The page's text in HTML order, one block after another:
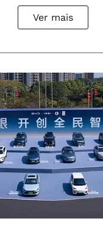
Ver mais